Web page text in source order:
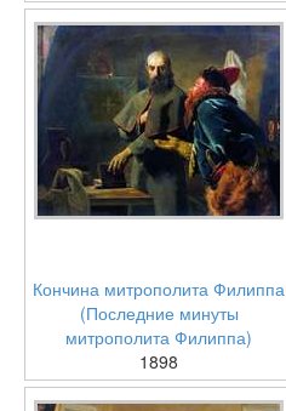
Кончина митрополита Филиппа
(Последние минуты
митрополита Филиппа)
1898